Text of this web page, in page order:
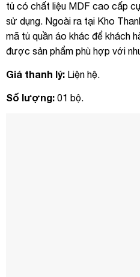
tủ có chất liệu MDF cao cấp
sử dụng. Ngoài ra tại Kho
mã tủ quần áo khác để khách
được sản phẩm phù hợp với
Giá thanh lý: Liện hệ.
Số lượng: 01 bộ.